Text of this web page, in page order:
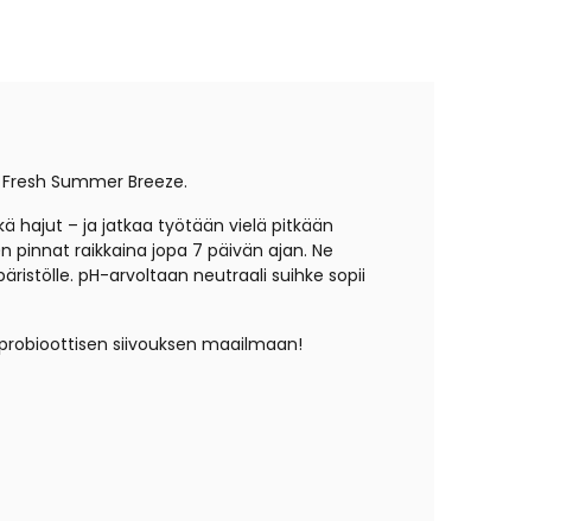
Summer Breeze.
hajut – ja jatkaa työtään vielä pitkään
pinnat raikkaina jopa 7 päivän ajan. Ne
pH-arvoltaan neutraali suihke sopii
siivouksen maailmaan!